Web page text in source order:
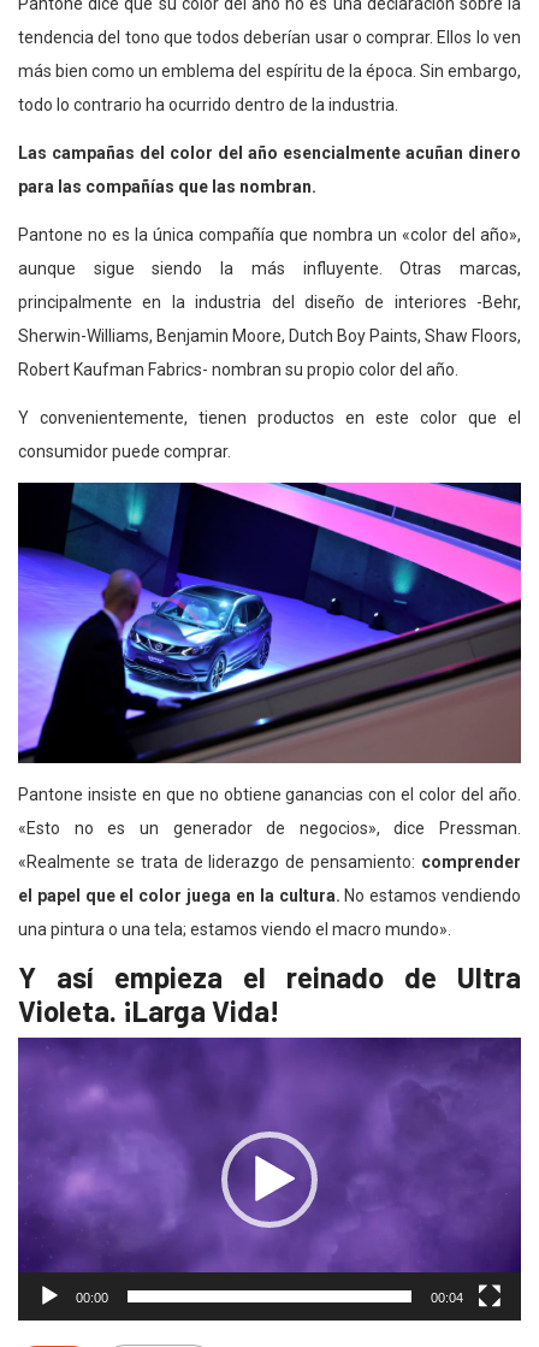
tendencia del tono que todos deberían usar o comprar. Ellos lo ven
más bien como un emblema del espíritu de la época. Sin embargo,
todo lo contrario ha ocurrido dentro de la industria.
Las campañas del color del año esencialmente acuñan dinero
para las compañías que las nombran.
Pantone no es la única compañía que nombra un «color del año»,
aunque sigue siendo la más influyente. Otras marcas,
principalmente en la industria del diseño de interiores -Behr,
Sherwin-Williams, Benjamin Moore, Dutch Boy Paints, Shaw Floors,
Robert Kaufman Fabrics- nombran su propio color del año.
Y convenientemente, tienen productos en este color que el
consumidor puede comprar.
Pantone insiste en que no obtiene ganancias con el color del año.
«Esto no es un generador de negocios», dice Pressman.
«Realmente se trata de liderazgo de pensamiento: comprender
el papel que el color juega en la cultura. No estamos vendiendo
una pintura o una tela; estamos viendo el macro mundo».
Y así empieza el reinado de Ultra
Violeta. ¡Larga Vida!
Reproductor
00:00 00:04